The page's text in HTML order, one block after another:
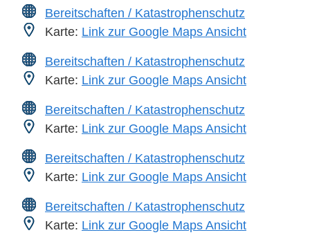
Bereitschaften / Katastrophenschutz
Karte: Link zur Google Maps Ansicht
Bereitschaften / Katastrophenschutz
Karte: Link zur Google Maps Ansicht
Bereitschaften / Katastrophenschutz
Karte: Link zur Google Maps Ansicht
Bereitschaften / Katastrophenschutz
Karte: Link zur Google Maps Ansicht
Bereitschaften / Katastrophenschutz
Karte: Link zur Google Maps Ansicht